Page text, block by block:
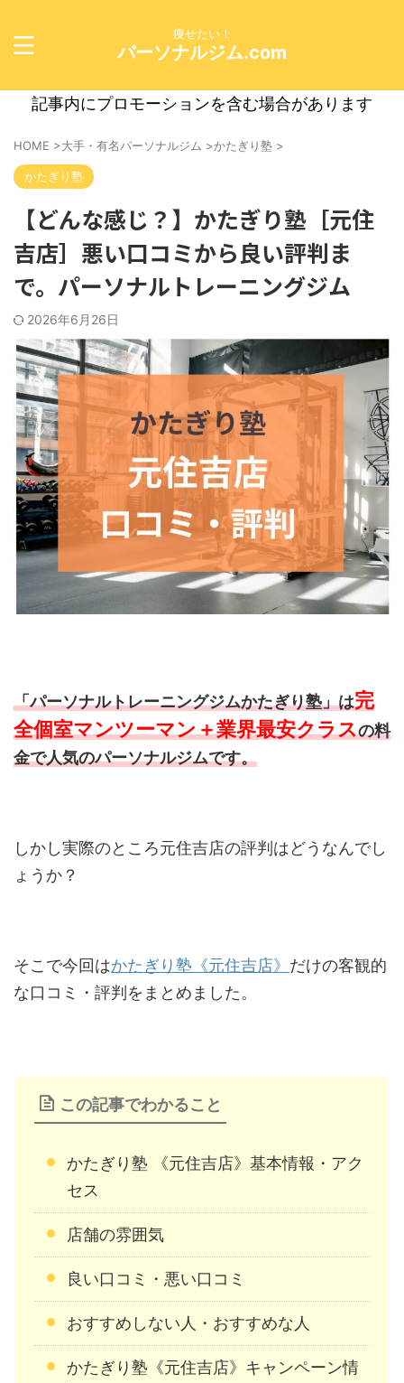
痩せたい！
パーソナルジム.com
記事内にプロモーションを含む場合があります
HOME >大手・有名パーソナルジム >かたぎり塾 >
かたぎり塾
【どんな感じ？】かたぎり塾［元住
吉店］悪い口コミから良い評判ま
で。パーソナルトレーニングジム
2026年6月26日
「パーソナルトレーニングジムかたぎり塾」は完
全個室マンツーマン＋業界最安クラスの料
金で人気のパーソナルジムです。
しかし実際のところ元住吉店の評判はどうなんでし
ょうか？
そこで今回はかたぎり塾《元住吉店》 だけの客観的
な口コミ・評判をまとめました。
この記事でわかること
かたぎり塾 《元住吉店》基本情報・アク
セス
店舗の雰囲気
良い口コミ・悪い口コミ
おすすめしない人・おすすめな人
かたぎり塾《元住吉店》キャンペーン情